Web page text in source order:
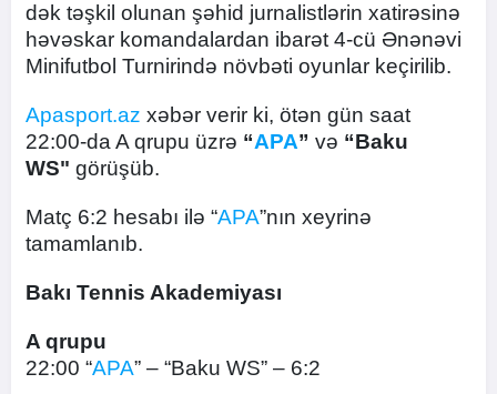
dək təşkil olunan şəhid jurnalistlərin xatirəsinə
həvəskar komandalardan ibarət 4-cü Ənənəvi
Minifutbol Turnirində növbəti oyunlar keçirilib.
Apasport.az xəbər verir ki, ötən gün saat
22:00-da A qrupu üzrə “APA” və “Baku
WS" görüşüb.
Matç 6:2 hesabı ilə “APA”nın xeyrinə
tamamlanıb.
Bakı Tennis Akademiyası
A qrupu
22:00 “APA” – “Baku WS” – 6:2